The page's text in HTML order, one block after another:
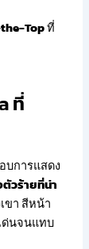
Topที่
ที่
การแสดง
วร้ายที่น่า
ขา สีหน้า
ด่นจนแทบ